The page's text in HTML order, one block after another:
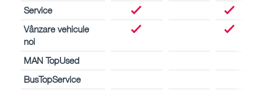
Service
Vânzare vehicule
noi
MAN TopUsed
BusTopService